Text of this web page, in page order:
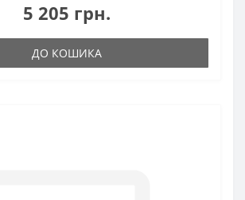
5 205 грн.
ДО КОШИКА